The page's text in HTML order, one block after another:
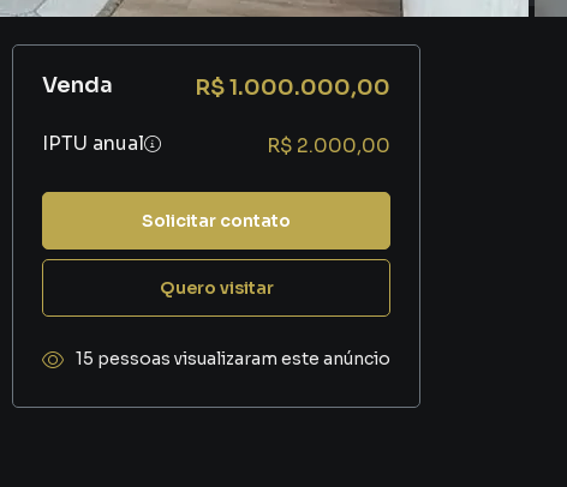
Venda R$ 1.000.000,00
IPTU anual R$ 2.000,00
Solicitar contato
Quero visitar
15 pessoas visualizaram este anúncio